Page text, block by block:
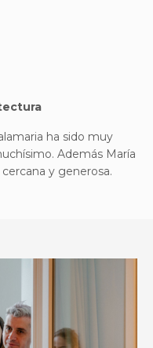
ha sido muy
Además María
y generosa.